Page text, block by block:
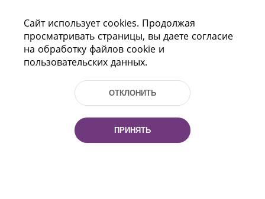
Пр-т Независимости 116
г. Минск, Республика Беларусь, 220114
Тел.: (+375 17) 368 37 37, Факс: (+375 17)
Эл. почта: inbox@nlb.by
Сайт использует cookies. Продолжая
просматривать страницы, вы даете согласие
на обработку файлов cookie и
пользовательских данных.
ОТКЛОНИТЬ
ПРИНЯТЬ